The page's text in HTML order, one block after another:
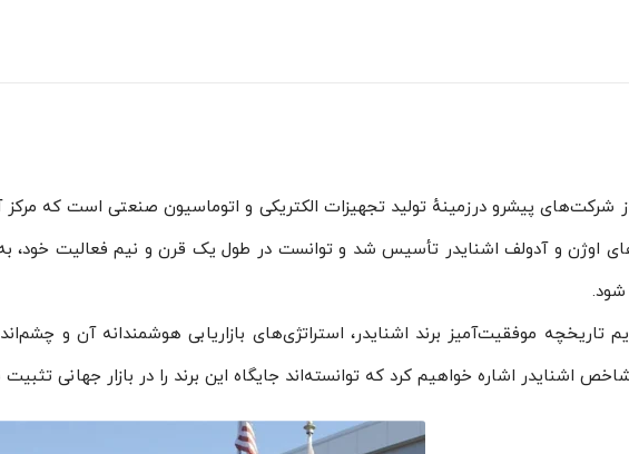
شرکت‌های پیشرو درزمینهٔ تولید تجهیزات الکتریکی و اتوماسیون صنعتی است که مرکز
اوژن و آدولف اشنایدر تأسیس شد و توانست در طول یک قرن و نیم فعالیت خود، به
شود.
تاریخچه موفقیت‌آمیز برند اشنایدر، استراتژی‌های بازاریابی هوشمندانه آن و
اشنایدر اشاره خواهیم کرد که توانسته‌اند جایگاه این برند را در بازار جهانی تثبیت